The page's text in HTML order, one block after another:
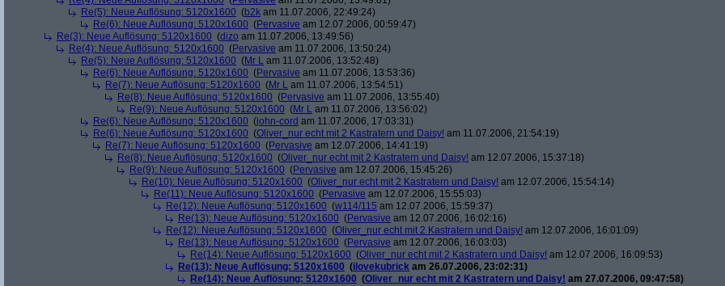
Re(5): Neue Auflösung: 5120x1600 (b2k am 11.07.2006, 22:49:24)
Re(6): Neue Auflösung: 5120x1600 (Pervasive am 12.07.2006, 00:59:47)
Re(3): Neue Auflösung: 5120x1600 (dizo am 11.07.2006, 13:49:56)
Re(4): Neue Auflösung: 5120x1600 (Pervasive am 11.07.2006, 13:50:24)
Re(5): Neue Auflösung: 5120x1600 (Mr L am 11.07.2006, 13:52:48)
Re(6): Neue Auflösung: 5120x1600 (Pervasive am 11.07.2006, 13:53:36)
Re(7): Neue Auflösung: 5120x1600 (Mr L am 11.07.2006, 13:54:51)
Re(8): Neue Auflösung: 5120x1600 (Pervasive am 11.07.2006, 13:55:40)
Re(9): Neue Auflösung: 5120x1600 (Mr L am 11.07.2006, 13:56:02)
Re(6): Neue Auflösung: 5120x1600 (john-cord am 11.07.2006, 17:03:31)
Re(6): Neue Auflösung: 5120x1600 (Oliver_nur echt mit 2 Kastratern und Daisy! am 11.07.2006, 21:54:19)
Re(7): Neue Auflösung: 5120x1600 (Pervasive am 12.07.2006, 14:41:19)
Re(8): Neue Auflösung: 5120x1600 (Oliver_nur echt mit 2 Kastratern und Daisy! am 12.07.2006, 15:37:18)
Re(9): Neue Auflösung: 5120x1600 (Pervasive am 12.07.2006, 15:45:26)
Re(10): Neue Auflösung: 5120x1600 (Oliver_nur echt mit 2 Kastratern und Daisy! am 12.07.2006, 15:54:14)
Re(11): Neue Auflösung: 5120x1600 (Pervasive am 12.07.2006, 15:55:03)
Re(12): Neue Auflösung: 5120x1600 (w114/115 am 12.07.2006, 15:59:37)
Re(13): Neue Auflösung: 5120x1600 (Pervasive am 12.07.2006, 16:02:16)
Re(12): Neue Auflösung: 5120x1600 (Oliver_nur echt mit 2 Kastratern und Daisy! am 12.07.2006, 16:01:09)
Re(13): Neue Auflösung: 5120x1600 (Pervasive am 12.07.2006, 16:03:03)
Re(14): Neue Auflösung: 5120x1600 (Oliver_nur echt mit 2 Kastratern und Daisy! am 12.07.2006, 16:09:53)
Re(13): Neue Auflösung: 5120x1600 (ilovekubrick am 26.07.2006, 23:02:31)
Re(14): Neue Auflösung: 5120x1600 (Oliver_nur echt mit 2 Kastratern und Daisy! am 27.07.2006, 09:47:58)